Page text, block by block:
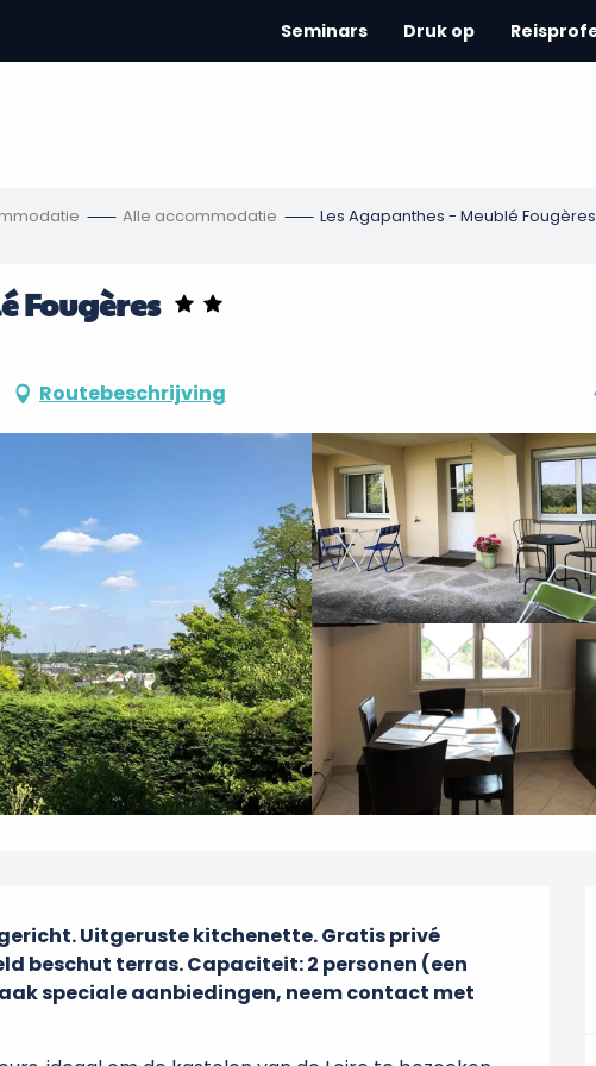
Seminars Druk op
Alle accommodatie Les Agapanthes - Meublé Fougères
Fougères
Routebeschrijving
Uitgeruste kitchenette. Gratis privé
beschut terras. Capaciteit: 2 personen (een
speciale aanbiedingen, neem contact met